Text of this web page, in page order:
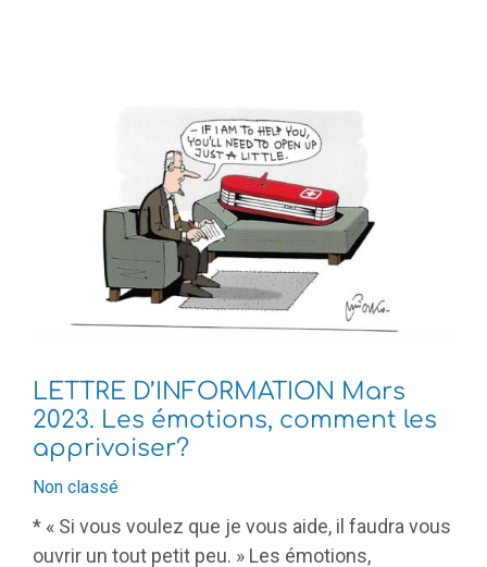
LETTRE D’INFORMATION Mars
2023. Les émotions, comment les
apprivoiser?
Non classé
* « Si vous voulez que je vous aide, il faudra vous
ouvrir un tout petit peu. » Les émotions,